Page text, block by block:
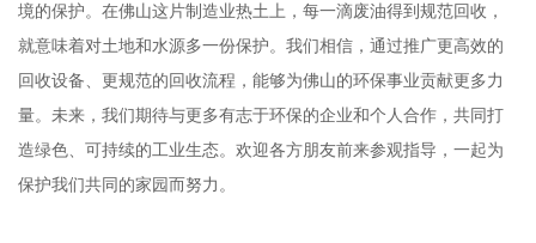
境的保护。在佛山这片制造业热土上，每一滴废油得到规范回收，
就意味着对土地和水源多一份保护。我们相信，通过推广更高效的
回收设备、更规范的回收流程，能够为佛山的环保事业贡献更多力
量。未来，我们期待与更多有志于环保的企业和个人合作，共同打
造绿色、可持续的工业生态。欢迎各方朋友前来参观指导，一起为
保护我们共同的家园而努力。